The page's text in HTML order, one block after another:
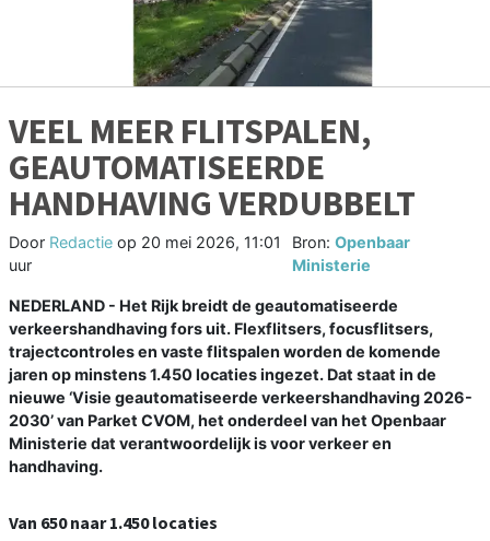
VEEL MEER FLITSPALEN,
GEAUTOMATISEERDE
HANDHAVING VERDUBBELT
Door Redactie op 20 mei 2026, 11:01
uur
Bron:Openbaar
Ministerie
NEDERLAND - Het Rijk breidt de geautomatiseerde
verkeershandhaving fors uit. Flexflitsers, focusflitsers,
trajectcontroles en vaste flitspalen worden de komende
jaren op minstens 1.450 locaties ingezet. Dat staat in de
nieuwe ‘Visie geautomatiseerde verkeershandhaving 2026-
2030’ van Parket CVOM, het onderdeel van het Openbaar
Ministerie dat verantwoordelijk is voor verkeer en
handhaving.
Van 650 naar 1.450 locaties